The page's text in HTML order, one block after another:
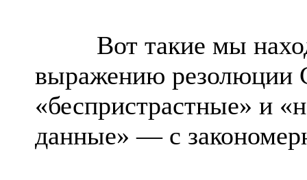
Вот такие мы
выражению
«беспристрастные» и
данные» — с